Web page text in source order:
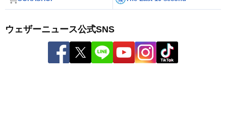
ウェザーニュース公式SNS